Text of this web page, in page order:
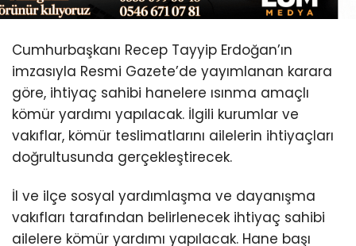
Cumhurbaşkanı Recep Tayyip Erdoğan’ın
imzasıyla Resmi Gazete’de yayımlanan karara
göre, ihtiyaç sahibi hanelere ısınma amaçlı
kömür yardımı yapılacak. İlgili kurumlar ve
vakıflar, kömür teslimatlarını ailelerin ihtiyaçları
doğrultusunda gerçekleştirecek.
İl ve ilçe sosyal yardımlaşma ve dayanışma
vakıfları tarafından belirlenecek ihtiyaç sahibi
ailelere kömür yardımı yapılacak. Hane başı